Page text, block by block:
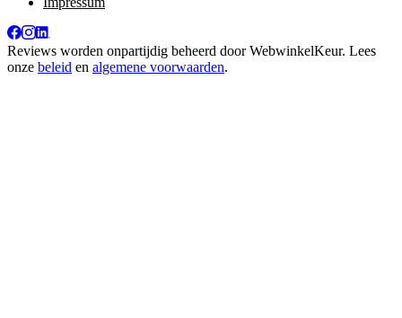
Reviews worden onpartijdig beheerd doorWebwinkelKeur. Lees
onze beleid en algemene voorwaarden.